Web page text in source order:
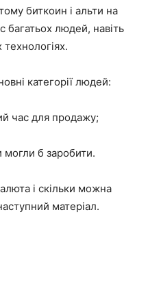
биткоин і альти на
багатьох людей, навіть
категорії людей:
час для продажу;
могли б заробити.
і скільки можна
матеріал.